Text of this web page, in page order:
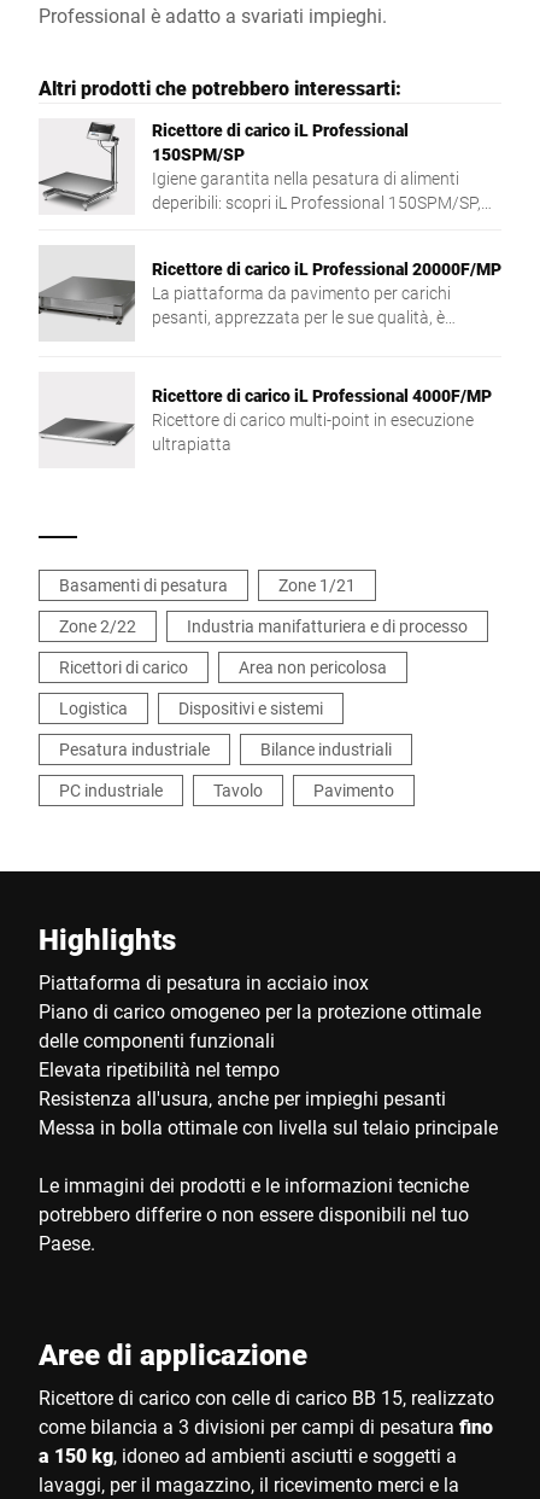
Professional è adatto a svariati impieghi.
Altri prodotti che potrebbero interessarti:
Ricettore di carico iL Professional
150SPM/SP
Igiene garantita nella pesatura di alimenti
deperibili: scopri iL Professional 150SPM/SP,
Ricettore di carico iL Professional 20000F/MP
La piattaforma da pavimento per carichi
pesanti, apprezzata per le sue qualità, è
Ricettore di carico iL Professional 4000F/MP
Ricettore di carico multi-point in esecuzione
ultrapiatta
Basamenti di pesatura
Zone 1/21
Zone 2/22
Industria manifatturiera e di processo
Ricettori di carico
Area non pericolosa
Logistica
Dispositivi e sistemi
Pesatura industriale
Bilance industriali
PC industriale
Tavolo Pavimento
Highlights
Piattaforma di pesatura in acciaio inox
Piano di carico omogeneo per la protezione ottimale
delle componenti funzionali
Elevata ripetibilità nel tempo
Resistenza all'usura, anche per impieghi pesanti
Messa in bolla ottimale con livella sul telaio principale
Le immagini dei prodotti e le informazioni tecniche
potrebbero differire o non essere disponibili nel tuo
Paese.
Aree di applicazione
Ricettore di carico con celle di carico BB 15, realizzato
come bilancia a 3 divisioni per campi di pesatura fino
a 150 kg, idoneo ad ambienti asciutti e soggetti a
lavaggi, per il magazzino, il ricevimento merci e la